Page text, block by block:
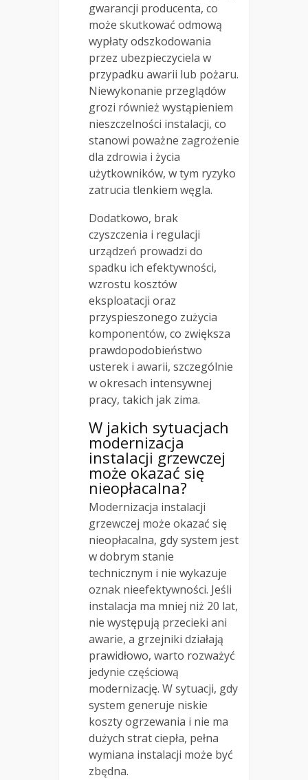
gwarancji producenta, co
może skutkować odmową
wypłaty odszkodowania
przez ubezpieczyciela w
przypadku awarii lub pożaru.
Niewykonanie przeglądów
grozi również wystąpieniem
nieszczelności instalacji, co
stanowi poważne zagrożenie
dla zdrowia i życia
użytkowników, w tym ryzyko
zatrucia tlenkiem węgla.
Dodatkowo, brak
czyszczenia i regulacji
urządzeń prowadzi do
spadku ich efektywności,
wzrostu kosztów
eksploatacji oraz
przyspieszonego zużycia
komponentów, co zwiększa
prawdopodobieństwo
usterek i awarii, szczególnie
w okresach intensywnej
pracy, takich jak zima.
W jakich sytuacjach
modernizacja
instalacji grzewczej
może okazać się
nieopłacalna?
Modernizacja instalacji
grzewczej może okazać się
nieopłacalna, gdy system jest
w dobrym stanie
technicznym i nie wykazuje
oznak nieefektywności. Jeśli
instalacja ma mniej niż 20 lat,
nie występują przecieki ani
awarie, a grzejniki działają
prawidłowo, warto rozważyć
jedynie częściową
modernizację. W sytuacji, gdy
system generuje niskie
koszty ogrzewania i nie ma
dużych strat ciepła, pełna
wymiana instalacji może być
zbędna.